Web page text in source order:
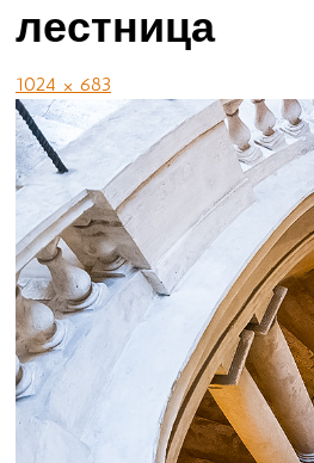
лестница
1024 × 683